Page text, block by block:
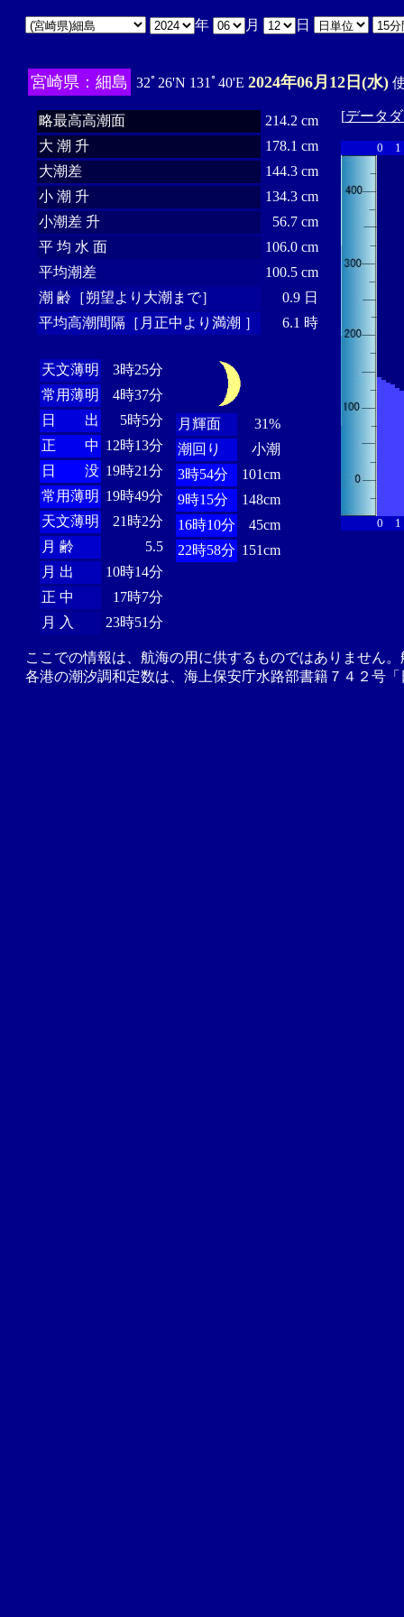
年 月 日
宮崎県：細島 32ﾟ26'N 131ﾟ40'E 2024年06月12日(水)
略最高高潮面
214.2 cm
大 潮 升
178.1 cm
大潮差
144.3 cm
小 潮 升
134.3 cm
小潮差 升
56.7 cm
平 均 水 面
106.0 cm
平均潮差
100.5 cm
潮 齢［朔望より大潮まで］
0.9 日
平均高潮間隔［月正中より満潮 ］
6.1 時
天文薄明
3時25分
常用薄明
4時37分
日 出
5時5分
正 中 12時13分
日 没 19時21分
常用薄明 19時49分
天文薄明
21時2分
月 齢
5.5
月 出
10時14分
正 中
17時7分
月 入
23時51分
月輝面
31%
潮回り
小潮
3時54分
101cm
9時15分
148cm
16時10分
45cm
22時58分 151cm
[データ
0 1
0 1
ここでの情報は、航海の用に供するものではありません
各港の潮汐調和定数は、海上保安庁水路部書籍７４２号